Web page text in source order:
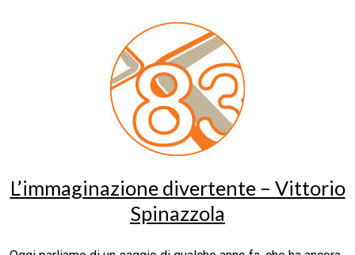
L’immaginazione divertente – Vittorio
Spinazzola